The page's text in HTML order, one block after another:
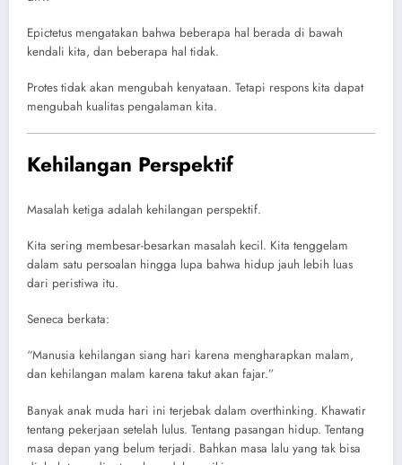
Epictetus mengatakan bahwa beberapa hal berada di bawah
kendali kita, dan beberapa hal tidak.
Protes tidak akan mengubah kenyataan. Tetapi respons kita dapat
mengubah kualitas pengalaman kita.
Kehilangan Perspektif
Masalah ketiga adalah kehilangan perspektif.
Kita sering membesar-besarkan masalah kecil. Kita tenggelam
dalam satu persoalan hingga lupa bahwa hidup jauh lebih luas
dari peristiwa itu.
Seneca berkata:
“Manusia kehilangan siang hari karena mengharapkan malam,
dan kehilangan malam karena takut akan fajar.”
Banyak anak muda hari ini terjebak dalam overthinking. Khawatir
tentang pekerjaan setelah lulus. Tentang pasangan hidup. Tentang
masa depan yang belum terjadi. Bahkan masa lalu yang tak bisa